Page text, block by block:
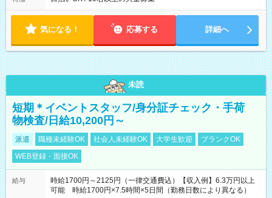
気になる！ 応募する 詳細へ
未読
短期＊イベントスタッフ/身分証チェック・手荷
物検査/日給10,200円～
派遣 職種未経験OK 社会人未経験OK 大学生歓迎
ブランクOK
WEB登録・面接OK
給与
時給1700円～2125円（一律交通費込）【収入例】6.3万円以上
可能 時給1700円×7.5時間×5日間（勤務日数により異なる）